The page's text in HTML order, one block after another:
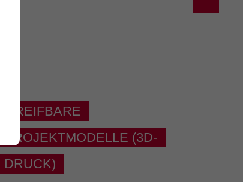
GREIFBARE
PROJEKTMODELLE (3D-
DRUCK)